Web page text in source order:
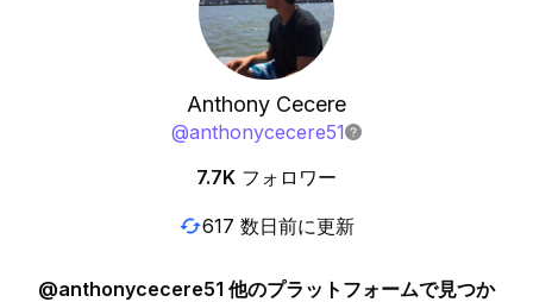
Anthony Cecere
@anthonycecere51
7.7K フォロワー
617 数日前に更新
@anthonycecere51 他のプラットフォームで見つか